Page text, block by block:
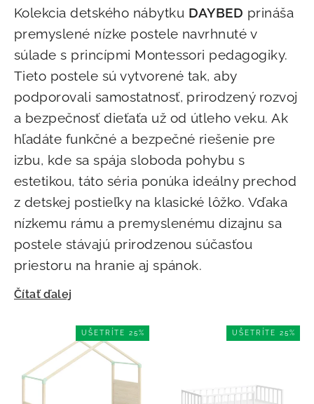
Kolekcia detského nábytku DAYBED prináša
premyslené nízke postele navrhnuté v
súlade s princípmi Montessori pedagogiky.
Tieto postele sú vytvorené tak, aby
podporovali samostatnosť, prirodzený rozvoj
a bezpečnosť dieťaťa už od útleho veku. Ak
hľadáte funkčné a bezpečné riešenie pre
izbu, kde sa spája sloboda pohybu s
estetikou, táto séria ponúka ideálny prechod
z detskej postieľky na klasické lôžko. Vďaka
nízkemu rámu a premyslenému dizajnu sa
postele stávajú prirodzenou súčasťou
priestoru na hranie aj spánok.
Čítať ďalej
UŠETRÍTE 25% UŠETRÍTE 25%